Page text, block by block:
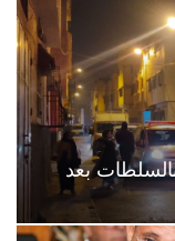
بعد